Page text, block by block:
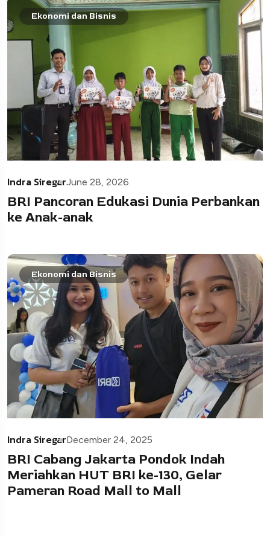
Ekonomi dan Bisnis
Indra SiregarJune 28, 2026
BRI Pancoran Edukasi Dunia Perbankan
ke Anak-anak
Ekonomi dan Bisnis
Indra SiregarDecember 24, 2025
BRI Cabang Jakarta Pondok Indah
Meriahkan HUT BRI ke-130, Gelar
Pameran Road Mall to Mall